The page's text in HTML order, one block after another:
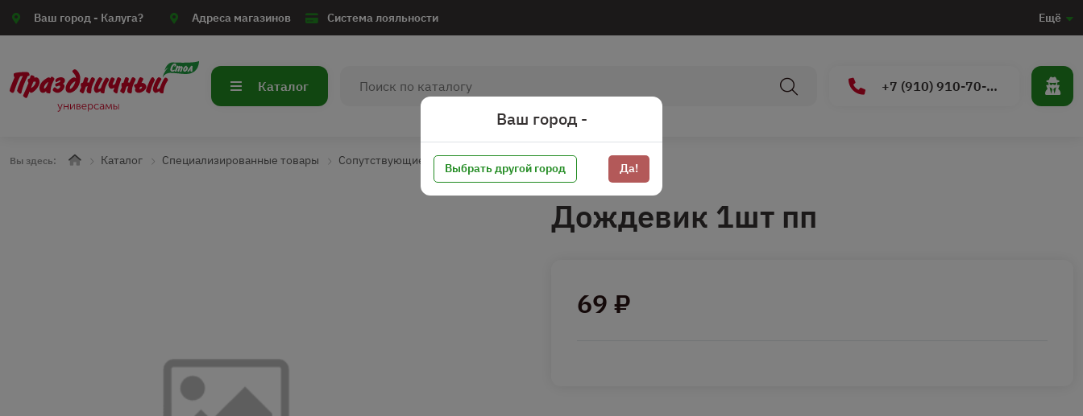
Ваш город - Калуга? Адреса магазинов Система лояльности Ещё
Каталог +7 (910) 910-70-15
Вы здесь: Каталог Специализированные товары Сопутствующие товары Товары для активного отдыха*
Дождевик 1шт пп
69 ₽
Ваш город -
Выбрать другой город Да!